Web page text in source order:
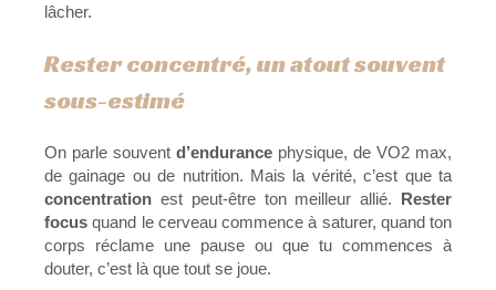
lâcher.
Rester concentré, un atout souvent
sous-estimé
On parle souvent d’endurance physique, de VO2 max,
de gainage ou de nutrition. Mais la vérité, c’est que ta
concentration est peut-être ton meilleur allié.
Rester
focus quand le cerveau commence à saturer, quand ton
corps réclame une pause ou que tu commences à
douter, c’est là que tout se joue.